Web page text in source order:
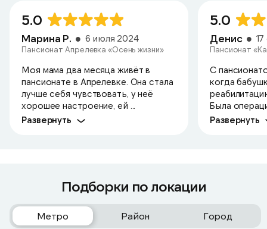
5.0
Марина Р. 6 июля 2024
Пансионат Апрелевка «Осень жизни»
Моя мама два месяца живёт в
пансионате в Апрелевке. Она стала
лучше себя чувствовать, у неё
хорошее настроение, ей ...
Развернуть
5.0
Денис
Пансионат
С
когда
Была
Развернуть
Подборки по локации
Метро Район Город